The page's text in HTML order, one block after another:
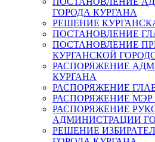
ГОРОДА КУРГАНА
РЕШЕНИЕ
ПОСТАНОВЛЕНИЕ
ПОСТАНОВЛЕНИЕ
КУРГАНСКОЙ
РАСПОРЯЖЕНИЕ
КУРГАНА
РАСПОРЯЖЕНИЕ
РАСПОРЯЖЕНИЕ МЭР
РАСПОРЯЖЕНИЕ
АДМИНИСТРАЦИИ
РЕШЕНИЕ